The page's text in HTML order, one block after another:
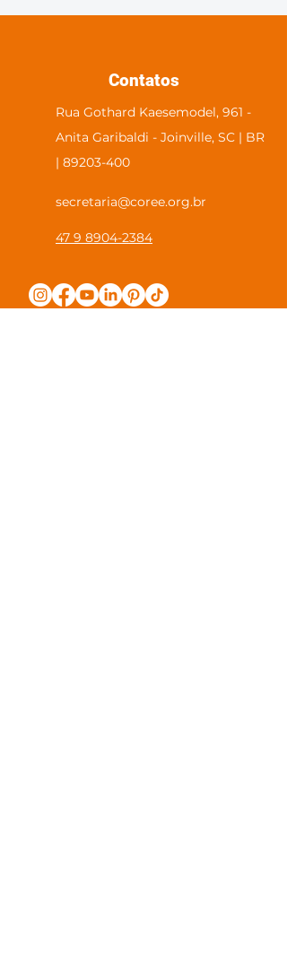
Contatos
Rua Gothard Kaesemodel, 961 -
Anita Garibaldi - Joinville, SC | BR
| 89203-400
secretaria@coree.org.br
47 9 8904-2384